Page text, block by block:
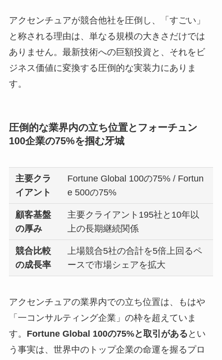
アクセンチュアが競合他社を圧倒し、「すごい」
と称される理由は、単なる規模の大きさだけでは
ありません。最新技術への巨額投資と、それをビ
ジネス価値に変換する圧倒的な実装力にありま
す。
圧倒的な業界内の立ち位置とフォーチュン
100企業の75%を掴む牙城
主要クラ
イアント
Fortune Global 100の75% / Fortun
e 500の75%
顧客基盤
の厚み
主要クライアント195社と10年以
上の長期継続関係
競合比較
の成長率
上場競合5社の合計を5倍上回るペ
ースで市場シェアを拡大
アクセンチュアの業界内での立ち位置は、もはや
「一コンサルティング企業」の枠を超えていま
す。 Fortune Global 100の75%と取引がある とい
う事実は、世界中のトップ企業の命運を握るプロ